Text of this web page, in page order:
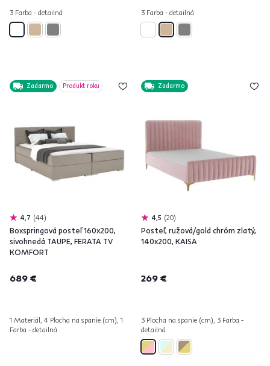
3 Farba - detailná 3 Farba - detailná
Zadarmo Produkt roku
4,7 44
Boxspringová posteľ 160x200,
sivohnedá TAUPE, FERATA TV
KOMFORT
689 €
1 Materiál, 4 Plocha na spanie (cm), 1
Farba - detailná
Zadarmo
4,5 20
Posteľ, ružová/gold chróm zlatý,
140x200, KAISA
269 €
3 Plocha na spanie (cm), 3 Farba -
detailná